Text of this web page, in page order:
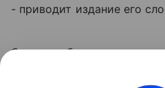
- приводит издание его
Сэнгер добавил, что